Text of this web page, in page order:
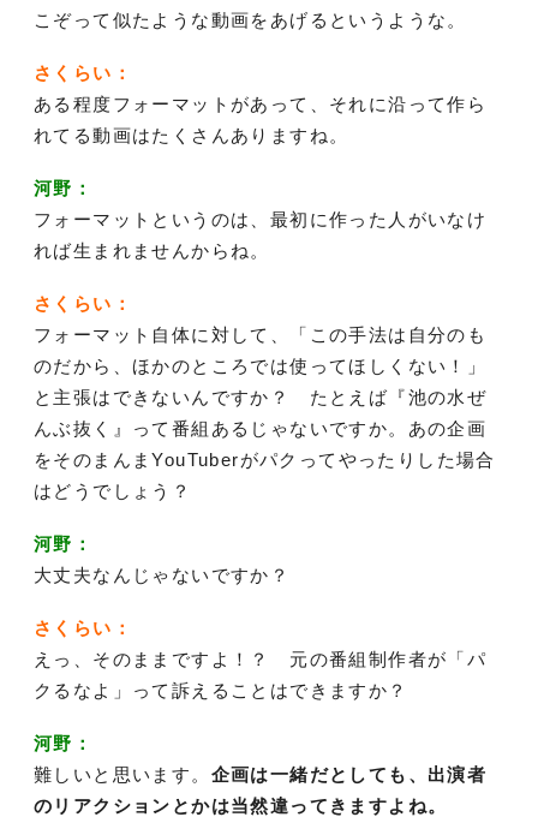
こぞって似たような動画をあげるというような。
さくらい：
ある程度フォーマットがあって、それに沿って作ら
れてる動画はたくさんありますね。
河野：
フォーマットというのは、最初に作った人がいなけ
れば生まれませんからね。
さくらい：
フォーマット自体に対して、「この手法は自分のも
のだから、ほかのところでは使ってほしくない！」
と主張はできないんですか？ たとえば『池の水ぜ
んぶ抜く』って番組あるじゃないですか。あの企画
をそのまんまYouTuberがパクってやったりした場合
はどうでしょう？
河野：
大丈夫なんじゃないですか？
さくらい：
えっ、そのままですよ！？ 元の番組制作者が「パ
クるなよ」って訴えることはできますか？
河野：
難しいと思います。 企画は一緒だとしても、出演者
のリアクションとかは当然違ってきますよね。